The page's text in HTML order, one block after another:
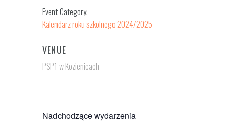
Event Category:
Kalendarz roku szkolnego 2024/2025
VENUE
PSP1 w Kozienicach
Nadchodzące wydarzenia